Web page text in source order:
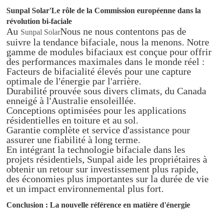
Sunpal Solar'Le rôle de la Commission européenne dans la
révolution bi-faciale
Au Sunpal SolarNous ne nous contentons pas de
suivre la tendance bifaciale, nous la menons. Notre
gamme de modules bifaciaux est conçue pour offrir
des performances maximales dans le monde réel :
Facteurs de bifacialité élevés pour une capture
optimale de l'énergie par l'arrière.
Durabilité prouvée sous divers climats, du Canada
enneigé à l'Australie ensoleillée.
Conceptions optimisées pour les applications
résidentielles en toiture et au sol.
Garantie complète et service d'assistance pour
assurer une fiabilité à long terme.
En intégrant la technologie bifaciale dans les
projets résidentiels, Sunpal aide les propriétaires à
obtenir un retour sur investissement plus rapide,
des économies plus importantes sur la durée de vie
et un impact environnemental plus fort.
Conclusion : La nouvelle référence en matière d'énergie